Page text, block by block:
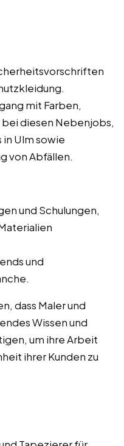
mit Farben,
diesen Nebenjobs,
Ulm sowie
von Abfällen.
und Schulungen,
und
dass Maler und
Wissen und
um ihre Arbeit
ihrer Kunden zu